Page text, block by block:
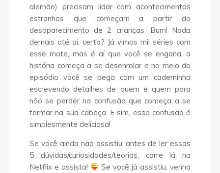
alemão) precisam lidar com acontecimentos
estranhos que começam a partir do
desaparecimento de 2 crianças. Bum! Nada
demais até aí, certo? Já vimos mil séries com
esse mote, mas é aí que você se engana, a
história começa a se desenrolar e no meio do
episódio você se pega com um caderninho
escrevendo detalhes de quem é quem para
não se perder na confusão que começa a se
formar na sua cabeça. E sim, essa confusão é
simplesmente deliciosa!
Se você ainda não assistiu, antes de ler essas
5 dúvidas/curiosidades/teorias, corre lá na
Netflix e assista!
Se você já assistiu, venha